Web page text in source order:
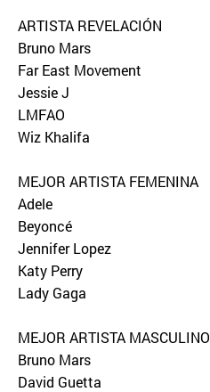
ARTISTA REVELACIÓN
Bruno Mars
Far East Movement
Jessie J
LMFAO
Wiz Khalifa
MEJOR ARTISTA FEMENINA
Adele
Beyoncé
Jennifer Lopez
Katy Perry
Lady Gaga
MEJOR ARTISTA MASCULINO
Bruno Mars
David Guetta